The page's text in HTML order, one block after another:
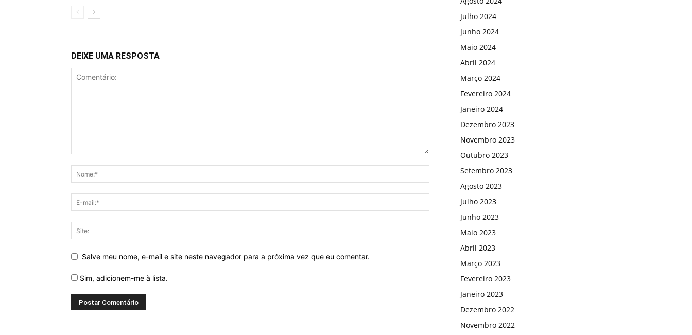
DEIXE UMA RESPOSTA
Salve meu nome, e-mail e site neste navegador para a próxima vez que eu comentar.
Sim, adicionem-me à lista.
Julho 2024
Junho 2024
Maio 2024
Abril 2024
Março 2024
Fevereiro 2024
Janeiro 2024
Dezembro 2023
Novembro 2023
Outubro 2023
Setembro 2023
Agosto 2023
Julho 2023
Junho 2023
Maio 2023
Abril 2023
Março 2023
Fevereiro 2023
Janeiro 2023
Dezembro 2022
Novembro 2022